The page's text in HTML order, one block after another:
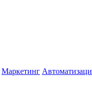
Маркетинг